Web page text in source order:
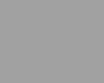
euros a la prevención de
con actividades